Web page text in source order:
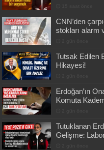
CNN’den
stokları alarm
Tutsak Edilen
Hikayesi!
Erdoğan’ın
Komuta
Tutuklanan
Gelişme: